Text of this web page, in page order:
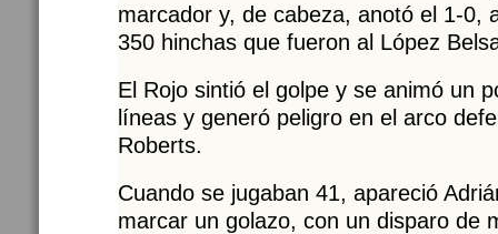
marcador y, de cabeza, anotó el 1-0,
350 hinchas que fueron al López
El Rojo sintió el golpe y se animó un
líneas y generó peligro en el arco
Roberts.
Cuando se jugaban 41, apareció
marcar un golazo, con un disparo de